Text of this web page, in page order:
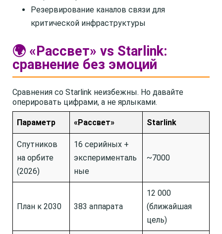
Резервирование каналов связи для
критической инфраструктуры
🌍 «Рассвет» vs Starlink:
сравнение без эмоций
Сравнения со Starlink неизбежны. Но давайте
оперировать цифрами, а не ярлыками.
Параметр «Рассвет» Starlink
Спутников
на орбите
(2026)
16 серийных +
эксперименталь
ные
~7000
План к 2030 383 аппарата
12 000
(ближайшая
цель)